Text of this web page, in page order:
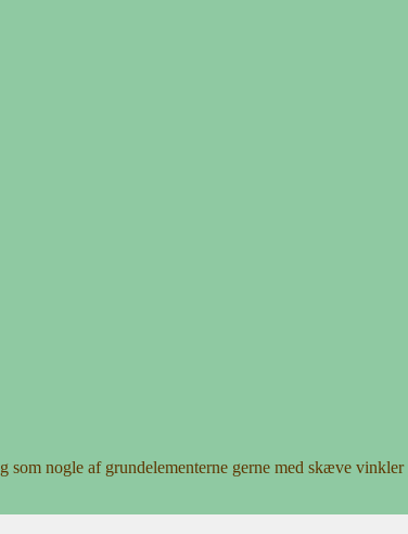
nogle af grundelementerne gerne med skæve vinkler